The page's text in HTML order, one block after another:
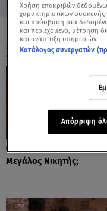
ΟΛΑ ΤΑ ΒΙΝΤΕΟ
Φάρμα: Πώς Θα
Μεγάλος Νικητής;
Χρήση επακριβών
χαρακτηριστικών
και πρόσβαση στα
και περιεχόμενο, μέτρηση
και ανάπτυξη υπηρεσιών.
Κατάλογος συνεργατών
Απόρριψη